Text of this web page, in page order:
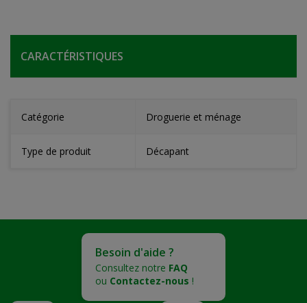
CARACTÉRISTIQUES
Catégorie Droguerie et ménage
Type de produit Décapant
Besoin d'aide ?
Consultez notre FAQ
ou Contactez-nous !